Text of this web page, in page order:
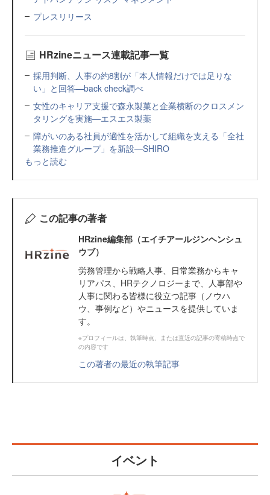
プレスリリース
HRzineニュース連載記事一覧
採用判断、人事の約8割が「本人情報だけでは足りな
い」と回答—back check調べ
女性のキャリア支援で森永製菓と企業横断のクロスメン
タリングを実施—エスエス製薬
障がいのある社員が適性を活かして組織を支える「全社
業務推進グループ」を新設—SHIRO
もっと読む
この記事の著者
HRzine編集部（エイチアールジンヘンシュ
ウブ）
労務管理から戦略人事、日常業務からキャ
リアパス、HRテクノロジーまで、人事部や
人事に関わる皆様に役立つ記事（ノウハ
ウ、事例など）やニュースを提供していま
す。
※プロフィールは、執筆時点、または直近の記事の寄稿時点で
の内容です
この著者の最近の執筆記事
イベント